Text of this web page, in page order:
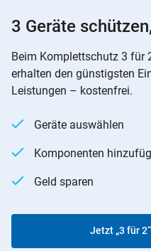
3 Geräte
Beim Komplettschutz 3 für
erhalten den günstigsten
Leistungen – kostenfrei.
Geräte auswählen
Komponenten
Geld sparen
Jetzt „3 für